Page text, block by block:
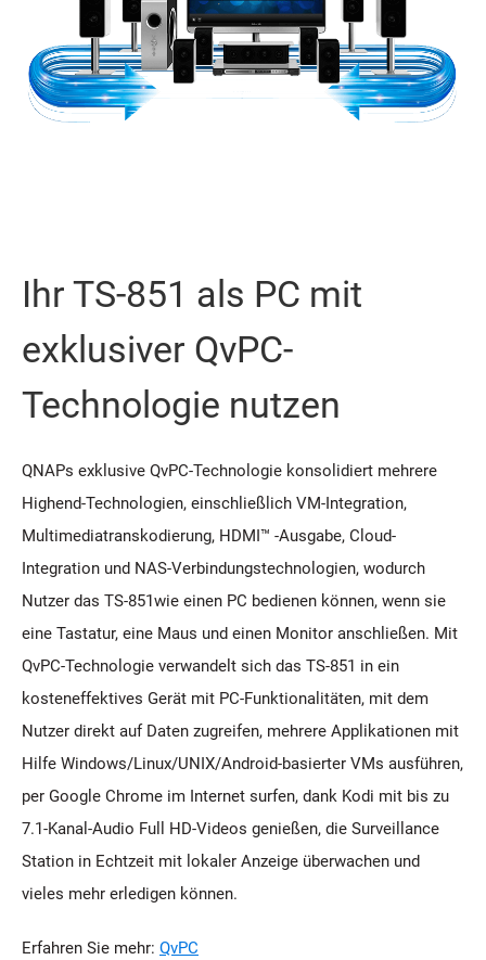
Ihr TS-851 als PC mit
exklusiver QvPC-
Technologie nutzen
QNAPs exklusive QvPC-Technologie konsolidiert mehrere
Highend-Technologien, einschließlich VM-Integration,
Multimediatranskodierung, HDMI™ -Ausgabe, Cloud-
Integration und NAS-Verbindungstechnologien, wodurch
Nutzer das TS-851wie einen PC bedienen können, wenn sie
eine Tastatur, eine Maus und einen Monitor anschließen. Mit
QvPC-Technologie verwandelt sich das TS-851 in ein
kosteneffektives Gerät mit PC-Funktionalitäten, mit dem
Nutzer direkt auf Daten zugreifen, mehrere Applikationen mit
Hilfe Windows/Linux/UNIX/Android-basierter VMs ausführen,
per Google Chrome im Internet surfen, dank Kodi mit bis zu
7.1-Kanal-Audio Full HD-Videos genießen, die Surveillance
Station in Echtzeit mit lokaler Anzeige überwachen und
vieles mehr erledigen können.
Erfahren Sie mehr: QvPC